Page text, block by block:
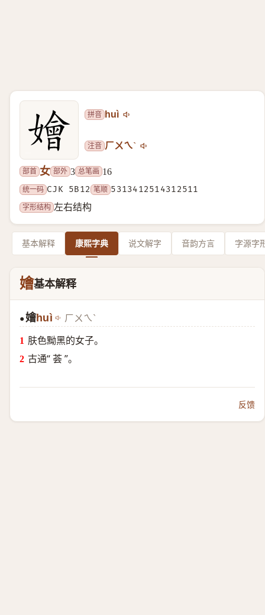
拼音 huì
注音 ㄏㄨㄟˋ
部首 女 部外 3 总笔画 16
统一码 CJK 5B12 笔顺 5313412514312511
字形结构 左右结构
基本解释 康熙字典 说文解字 音韵方言 字源字
嬒基本解释
●嬒huì ㄏㄨㄟˋ
肤色黝黑的女子。
古通“ 荟 ”。
反馈